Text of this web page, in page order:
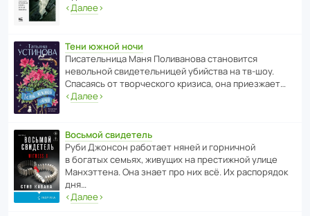
‹Далее›
Тени южной ночи
Писа­тель­ница Маня Поли­ва­нова стано­вится
невольной свиде­тель­ницей убийства на тв-шоу.
Спасаясь от твор­че­с­кого кризиса, она приезжает…
‹Далее›
Восьмой свидетель
Руби Джонсон рабо­тает няней и горни­чной
в богатых семьях, живущих на прес­ти­жной улице
Манх­эт­тена. Она знает про них всё. Их распо­рядок
дня…
‹Далее›